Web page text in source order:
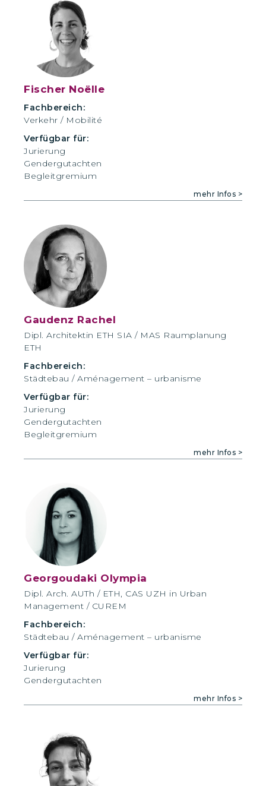
Fischer Noëlle
Fachbereich:
Verkehr / Mobilité
Verfügbar für:
Jurierung
Gendergutachten
Begleitgremium
mehr Infos >
Gaudenz Rachel
Dipl. Architektin ETH SIA / MAS Raumplanung
ETH
Fachbereich:
Städtebau / Aménagement – urbanisme
Verfügbar für:
Jurierung
Gendergutachten
Begleitgremium
mehr Infos >
Georgoudaki Olympia
Dipl. Arch. AUTh / ETH, CAS UZH in Urban
Management / CUREM
Fachbereich:
Städtebau / Aménagement – urbanisme
Verfügbar für:
Jurierung
Gendergutachten
mehr Infos >